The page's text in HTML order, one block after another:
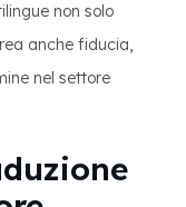
non solo
anche fiducia,
nel settore